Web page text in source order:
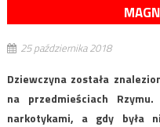
25 października 2018
Dziewczyna została
na przedmieściach
narkotykami, a gdy była